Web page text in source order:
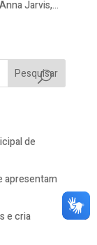
Jarvis,...
Pesquisar
de
apresentam
e cria